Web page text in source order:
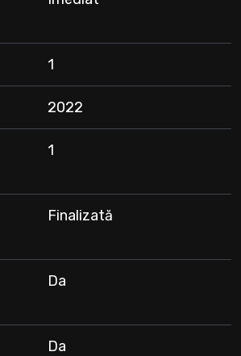
1
2022
1
Finalizată
Da
Da